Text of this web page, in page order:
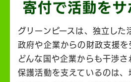
寄付で活動をサ
グリーンピースは、独立した
政府や企業からの財政支援を
どんな国や企業からも干渉
保護活動を支えているのは、